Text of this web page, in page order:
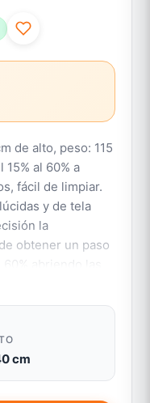
de alto, peso: 115
al 60% a
fácil de limpiar.
y de tela
la
obtener un paso
las franjas
se
cm